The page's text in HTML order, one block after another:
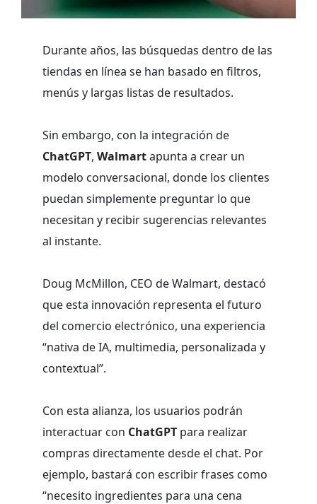
Durante años, las búsquedas dentro de las
tiendas en línea se han basado en filtros,
menús y largas listas de resultados.
Sin embargo, con la integración de
ChatGPT, Walmartapunta a crear un
modelo conversacional, donde los clientes
puedan simplemente preguntar lo que
necesitan y recibir sugerencias relevantes
al instante.
Doug McMillon, CEO de Walmart, destacó
que esta innovación representa el futuro
del comercio electrónico, una experiencia
“nativa de IA, multimedia, personalizada y
contextual”.
Con esta alianza, los usuarios podrán
interactuar con ChatGPT para realizar
compras directamente desde el chat. Por
ejemplo, bastará con escribir frases como
“necesito ingredientes para una cena